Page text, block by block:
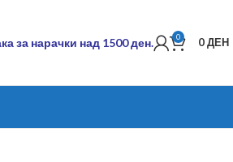
за нарачки над 1500 ден. 0 0ДЕН